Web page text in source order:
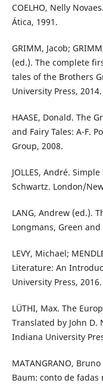
COELHO, Nelly
Ática, 1991.
GRIMM, Jacob;
(ed.). The complete
tales of the Brothers
University Press, 2014.
HAASE, Donald. The
and Fairy Tales: A-F.
Group, 2008.
JOLLES, André.
Schwartz. London/
LANG, Andrew (ed.).
Longmans, Green and
LEVY, Michael;
Literature: An
University Press, 2016.
LÜTHI, Max. The
Translated by John
Indiana University
MATANGRANO,
Baum: conto de